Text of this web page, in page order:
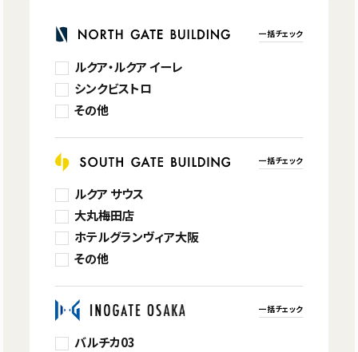
一括チェック
ルクア・ルクア イーレ
シンクビストロ
その他
一括チェック
ルクア サウス
大丸梅田店
ホテルグランヴィア大阪
その他
一括チェック
バルチカ03